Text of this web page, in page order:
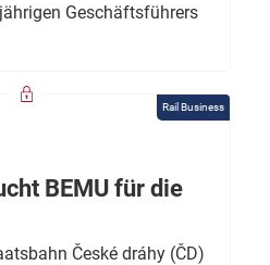
Geschäftsführers
Rail Business
BEMU für die
České dráhy (ČD)